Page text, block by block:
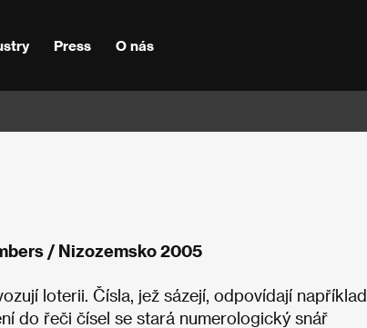
Press O nás
/ Nizozemsko 2005
loterii. Čísla, jež sázejí, odpovídají například
do řeči čísel se stará numerologický snář